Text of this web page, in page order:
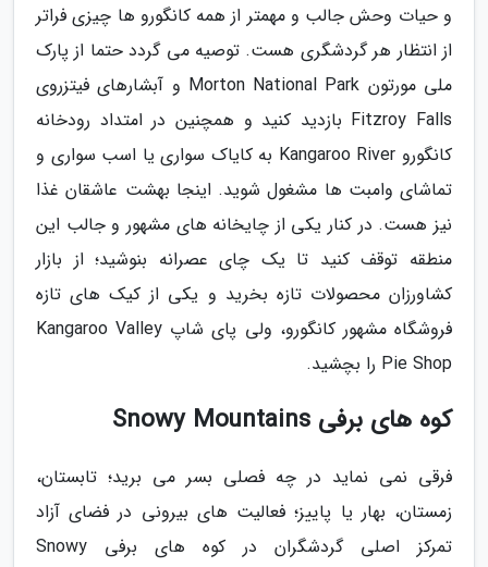
و حیات وحش جالب و مهمتر از همه کانگورو ها چیزی فراتر
از انتظار هر گردشگری هست. توصیه می گردد حتما از پارک
ملی مورتون Morton National Park و آبشارهای فیتزروی
Fitzroy Falls بازدید کنید و همچنین در امتداد رودخانه
کانگورو Kangaroo River به کایاک سواری یا اسب سواری و
تماشای وامبت ها مشغول شوید. اینجا بهشت عاشقان غذا
نیز هست. در کنار یکی از چایخانه های مشهور و جالب این
منطقه توقف کنید تا یک چای عصرانه بنوشید؛ از بازار
کشاورزان محصولات تازه بخرید و یکی از کیک های تازه
فروشگاه مشهور کانگورو، ولی پای شاپ Kangaroo Valley
Pie Shop را بچشید.
کوه های برفی Snowy Mountains
فرقی نمی نماید در چه فصلی بسر می برید؛ تابستان،
زمستان، بهار یا پاییز؛ فعالیت های بیرونی در فضای آزاد
تمرکز اصلی گردشگران در کوه های برفی Snowy